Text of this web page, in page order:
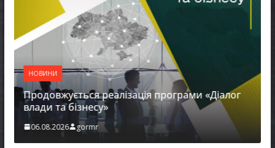
НОВИНИ
Продовжується реалізація програми «Діалог
влади та бізнесу»
06.08.2026 gormr